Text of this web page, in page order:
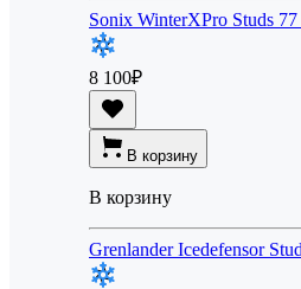
Sonix WinterXPro Studs
8 100₽
В корзину
В корзину
Grenlander Icedefensor